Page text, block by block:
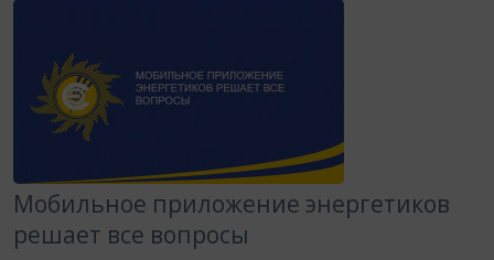
Мобильное приложение энергетиков
решает все вопросы